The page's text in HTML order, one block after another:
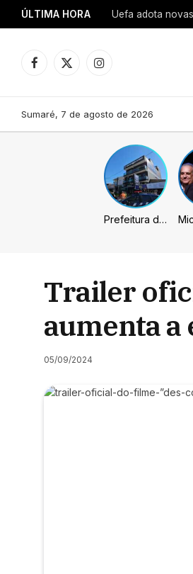
ÚLTIMA HORA Uefa adota
Facebook
X
Instagram
Sumaré, 7 de agosto de 2026
Prefeitura de Sumaré inaugura nova subsede da GCM na Área Cura
Trailer
aumenta a
05/09/2024